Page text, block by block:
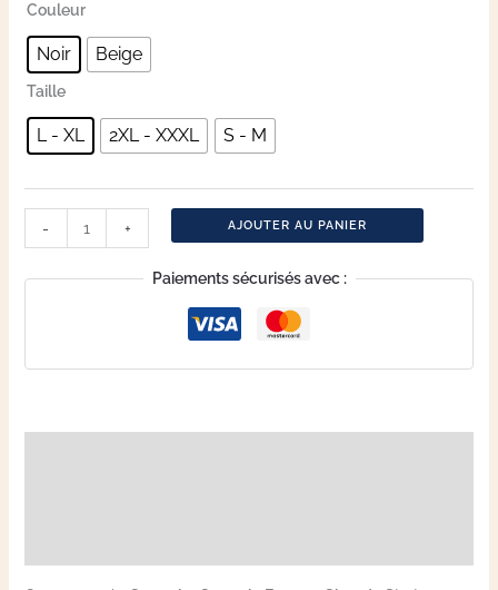
Couleur
Noir Beige
Taille
L - XL 2XL - XXXL S - M
- + AJOUTER AU PANIER
Paiements sécurisés avec :